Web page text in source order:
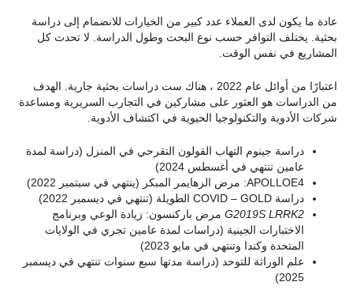
عادة ما يكون لدى العملاء عدد كبير من الخيارات للانضمام إلى دراسة
بحثية. يختلف التوافر حسب نوع البحث وطول الدراسة. لا تحدث كل
المشاريع في نفس الوقت.
اعتبارًا من أوائل عام 2022 ، هناك ست دراسات بحثية جارية. الهدف
من الدراسات هو العثور على مشاركين في التجارب السريرية ومساعدة
شركات الأدوية والتكنولوجيا الحيوية في اكتشاف الأدوية.
دراسة جينوم التهاب القولون التقرحي في المنزل (دراسة لمدة
عامين تنتهي في أغسطس 2024)
APOLLOE4: مرض الزهايمر المبكر (ينتهي في سبتمبر 2022)
دراسة COVID – GOLD الطويلة (تنتهي في ديسمبر 2022)
G2019S LRRK2 مرض باركنسون: زيادة الوعي وبرنامج
الاختبارات الجينية (دراسات لمدة عامين تجري في الولايات
المتحدة وكندا وتنتهي في مايو 2023)
علم الوراثة للتوحد (دراسة مدتها سبع سنوات تنتهي في ديسمبر
2025)